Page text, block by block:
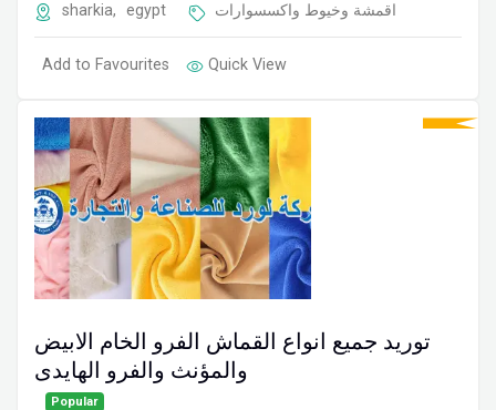
sharkia, egypt اقمشة وخيوط واكسسوارات
Add to Favourites Quick View
توريد جميع انواع القماش الفرو الخام الابيض
والمؤنث والفرو الهايدى
Popular